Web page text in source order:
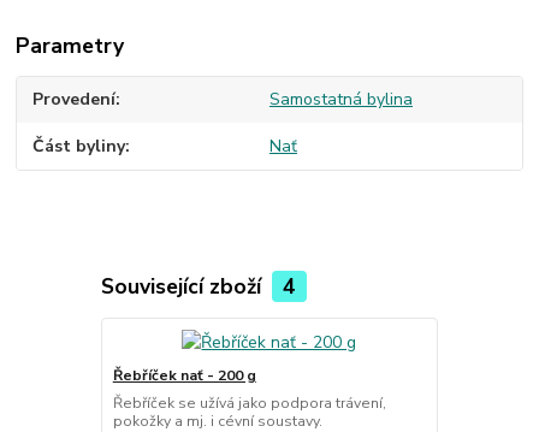
Parametry
Provedení Samostatná bylina
Část byliny Nať
Související zboží 4
Řebříček nať - 200 g
Řebříček se užívá jako podpora trávení,
pokožky a mj. i cévní soustavy.